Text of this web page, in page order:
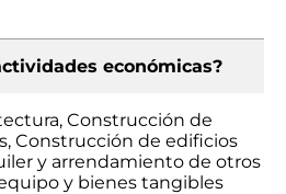
económicas?
Construcción de
Construcción de edificios
y arrendamiento de otros
y bienes tangibles